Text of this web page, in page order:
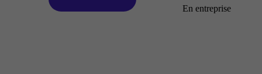
En entreprise